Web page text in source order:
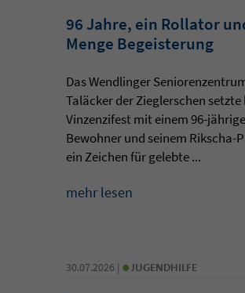
96 Jahre, ein Rollator
Menge Begeisterung
Das Wendlinger
Taläcker der Zieglerschen setzte
Vinzenzifest mit einem 96-
Bewohner und seinem Rikscha-
ein Zeichen für gelebte ...
mehr lesen
30.07.2026 | • JUGENDHILFE